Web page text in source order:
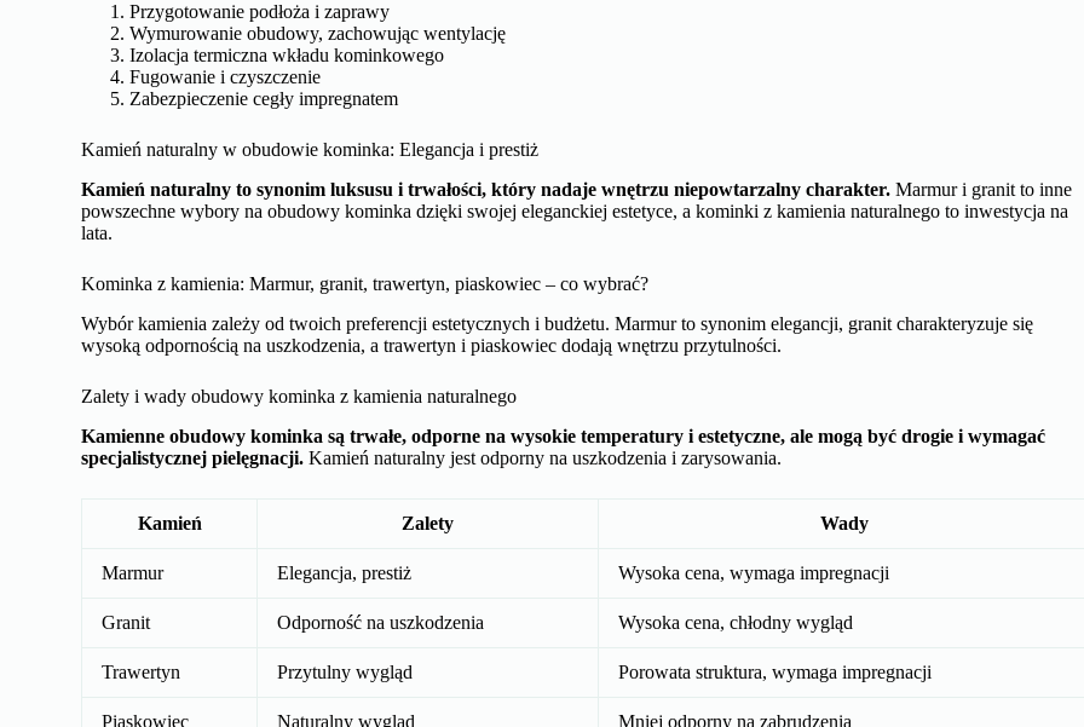
Przygotowanie podłoża i zaprawy
Wymurowanie obudowy, zachowując wentylację
Izolacja termiczna wkładu kominkowego
Fugowanie i czyszczenie
Zabezpieczenie cegły impregnatem
Kamień naturalny w obudowie kominka: Elegancja i prestiż
Kamień naturalny to synonim luksusu i trwałości, który nadaje wnętrzu niepowtarzalny charakter. Marmur i granit to inne
powszechne wybory na obudowy kominka dzięki swojej eleganckiej estetyce, a kominki z kamienia naturalnego to inwestycja na
lata.
Kominka z kamienia: Marmur, granit, trawertyn, piaskowiec – co wybrać?
Wybór kamienia zależy od twoich preferencji estetycznych i budżetu. Marmur to synonim elegancji, granit charakteryzuje się
wysoką odpornością na uszkodzenia, a trawertyn i piaskowiec dodają wnętrzu przytulności.
Zalety i wady obudowy kominka z kamienia naturalnego
Kamienne obudowy kominka są trwałe, odporne na wysokie temperatury i estetyczne, ale mogą być drogie i wymagać
specjalistycznej pielęgnacji. Kamień naturalny jest odporny na uszkodzenia i zarysowania.
Kamień Zalety Wady
Marmur Elegancja, prestiż Wysoka cena, wymaga impregnacji
Granit Odporność na uszkodzenia Wysoka cena, chłodny wygląd
Trawertyn Przytulny wygląd Porowata struktura, wymaga impregnacji
Piaskowiec Naturalny wygląd Mniej odporny na zabrudzenia